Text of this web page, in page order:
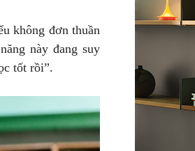
không đơn thuần
này đang suy
tốt rồi”.